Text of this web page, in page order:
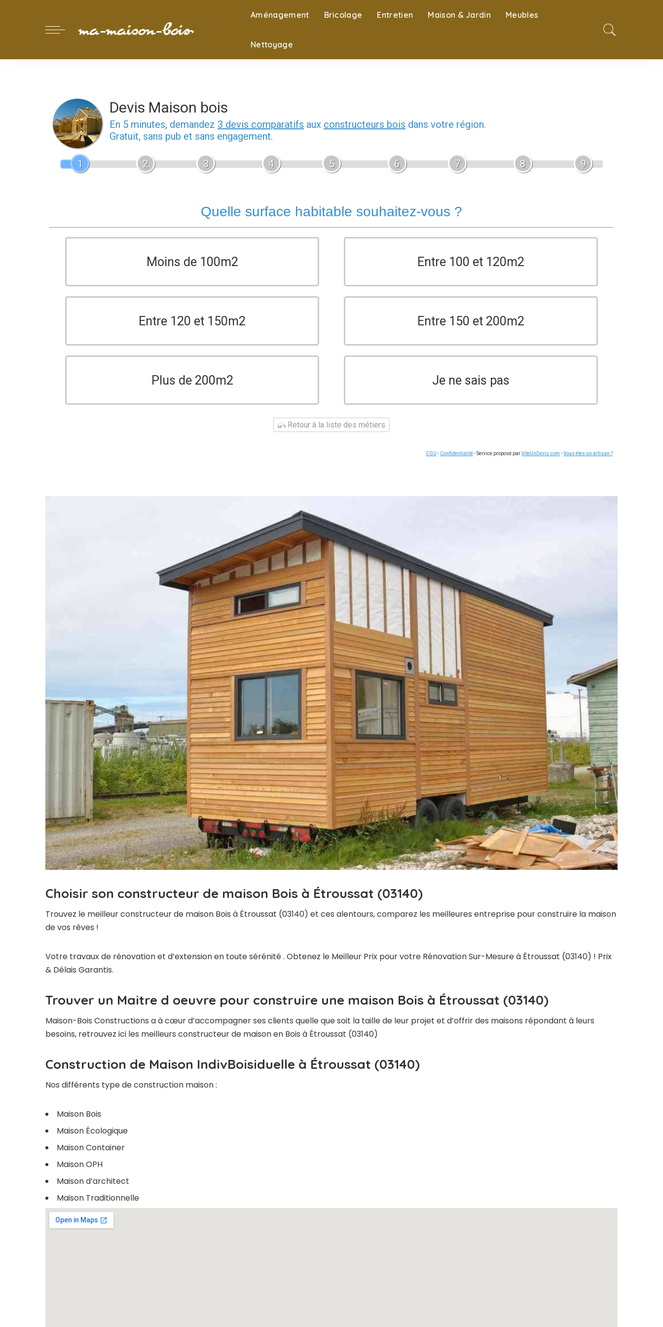
Aménagement Bricolage Entretien Maison & Jardin Meubles
Nettoyage
Devis Maison bois
En 5 minutes, demandez 3 devis comparatifs aux constructeurs bois dans votre région.
Gratuit, sans pub et sans engagement.
1 2 3 4 5 6 7 8 9
Quelle surface habitable souhaitez-vous ?
Moins de 100m2 Entre 100 et 120m2
Entre 120 et 150m2 Entre 150 et 200m2
Plus de 200m2 Je ne sais pas
Retour à la liste des métiers
CGU - Confidentialité- Service proposé parViteUnDevis.com -Vous êtes un artisan ?
Choisir son constructeur de maison Bois à Étroussat (03140)
Trouvez le meilleur constructeur de maison Bois à Étroussat (03140) et ces alentours, comparez les meilleures entreprise pour construire la maison
de vos rêves !
Votre travaux de rénovation et d’extension en toute sérénité . Obtenez le Meilleur Prix pour votre Rénovation Sur-Mesure à Étroussat (03140) ! Prix
& Délais Garantis.
Trouver un Maitre d oeuvre pour construire une maison Bois à Étroussat (03140)
Maison-Bois Constructions a à cœur d’accompagner ses clients quelle que soit la taille de leur projet et d’offrir des maisons répondant à leurs
besoins, retrouvez ici les meilleurs constructeur de maison en Bois à Étroussat (03140)
Construction de Maison IndivBoisiduelle à Étroussat (03140)
Nos différents type de construction maison :
Maison Bois
Maison Écologique
Maison Container
Maison OPH
Maison d’architect
Maison Traditionnelle